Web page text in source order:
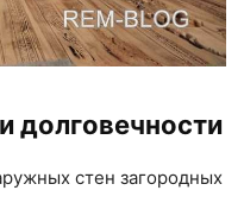
долговечности
стен загородных